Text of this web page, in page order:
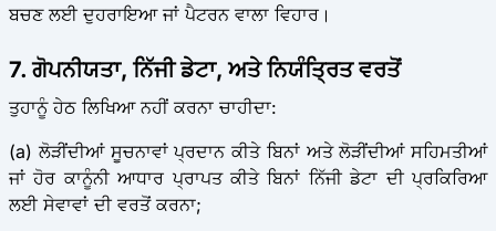
ਬਚਣ ਲਈ ਦੁਹਰਾਇਆ ਜਾਂ ਪੈਟਰਨ ਵਾਲਾ ਵਿਹਾਰ।
7. ਗੋਪਨੀਯਤਾ, ਨਿੱਜੀ ਡੇਟਾ, ਅਤੇ ਨਿਯੰਤ੍ਰਿਤ ਵਰਤੋਂ
ਤੁਹਾਨੂੰ ਹੇਠ ਲਿਖਿਆ ਨਹੀਂ ਕਰਨਾ ਚਾਹੀਦਾ:
(a) ਲੋੜੀਂਦੀਆਂ ਸੂਚਨਾਵਾਂ ਪ੍ਰਦਾਨ ਕੀਤੇ ਬਿਨਾਂ ਅਤੇ ਲੋੜੀਂਦੀਆਂ ਸਹਿਮਤੀਆਂ
ਜਾਂ ਹੋਰ ਕਾਨੂੰਨੀ ਆਧਾਰ ਪ੍ਰਾਪਤ ਕੀਤੇ ਬਿਨਾਂ ਨਿੱਜੀ ਡੇਟਾ ਦੀ ਪ੍ਰਕਿਰਿਆ
ਲਈ ਸੇਵਾਵਾਂ ਦੀ ਵਰਤੋਂ ਕਰਨਾ;